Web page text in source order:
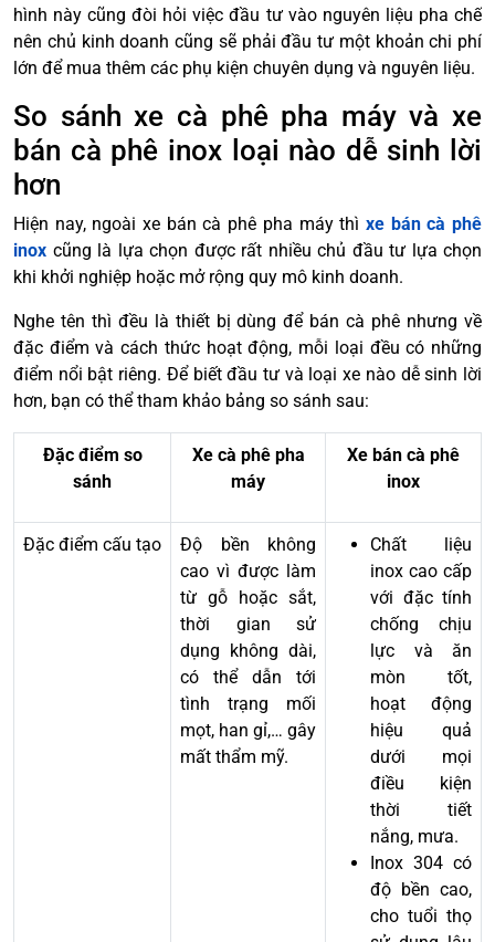
hình này cũng đòi hỏi việc đầu tư vào nguyên liệu pha chế
nên chủ kinh doanh cũng sẽ phải đầu tư một khoản chi phí
lớn để mua thêm các phụ kiện chuyên dụng và nguyên liệu.
So sánh xe cà phê pha máy và xe
bán cà phê inox loại nào dễ sinh lời
hơn
Hiện nay, ngoài xe bán cà phê pha máy thì xe bán cà phê
inox cũng là lựa chọn được rất nhiều chủ đầu tư lựa chọn
khi khởi nghiệp hoặc mở rộng quy mô kinh doanh.
Nghe tên thì đều là thiết bị dùng để bán cà phê nhưng về
đặc điểm và cách thức hoạt động, mỗi loại đều có những
điểm nổi bật riêng. Để biết đầu tư và loại xe nào dễ sinh lời
hơn, bạn có thể tham khảo bảng so sánh sau:
Đặc điểm so
sánh
Xe cà phê pha
máy
Xe bán cà phê
inox
Đặc điểm cấu tạo
Độ bền không
cao vì được làm
từ gỗ hoặc sắt,
thời gian sử
dụng không dài,
có thể dẫn tới
tình trạng mối
mọt, han gỉ,… gây
mất thẩm mỹ.
Chất liệu
inox cao cấp
với đặc tính
chống chịu
lực và ăn
mòn tốt,
hoạt động
hiệu quả
dưới mọi
điều kiện
thời tiết
nắng, mưa.
Inox 304 có
độ bền cao,
cho tuổi thọ